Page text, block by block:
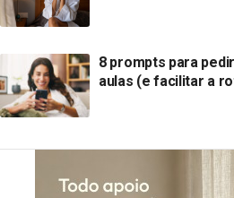
8 prompts para
aulas (e facilitar a